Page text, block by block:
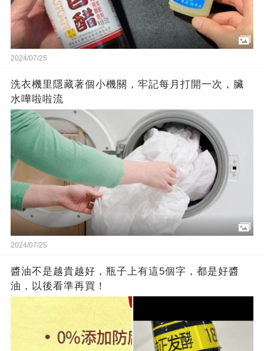
2024/07/25
洗衣機里隱藏著個小機關，牢記每月打開一次，臟
水嘩啦啦流
2024/07/25
醬油不是越貴越好，瓶子上有這5個字，都是好醬
油，以後看準再買！